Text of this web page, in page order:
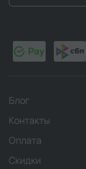
Блог
Контакты
Оплата
Скидки